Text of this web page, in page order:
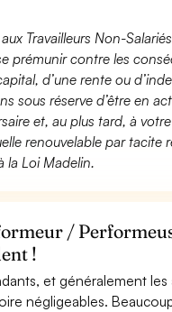
Travailleurs Non-
contre les
d’une rente ou
sous réserve d’être en
et, au plus tard, à
renouvelable par
la Loi Madelin.
/
!
et généralement
négligeables.